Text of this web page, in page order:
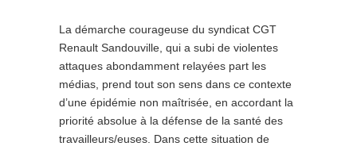
La démarche courageuse du syndicat CGT
Renault Sandouville, qui a subi de violentes
attaques abondamment relayées part les
médias, prend tout son sens dans ce contexte
d’une épidémie non maîtrisée, en accordant la
priorité absolue à la défense de la santé des
travailleurs/euses. Dans cette situation de